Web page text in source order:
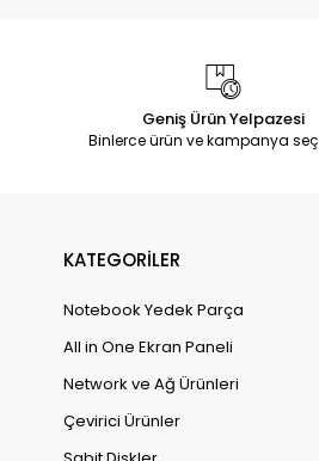
Geniş Ürün Yelpazesi
Binlerce ürün ve kampanya
KATEGORİLER
Notebook Yedek Parça
All in One Ekran Paneli
Network ve Ağ Ürünleri
Çevirici Ürünler